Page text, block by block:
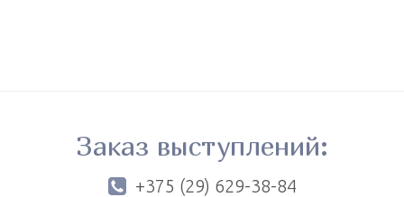
Заказ выступлений:
+375 (29) 629-38-84